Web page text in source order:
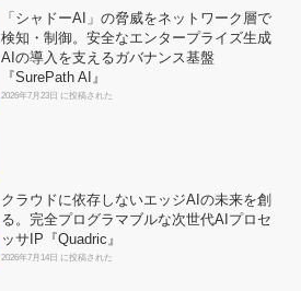
「シャドーAI」の脅威をネットワーク層で
検知・制御。安全なエンタープライズ生成
AIの導入を支えるガバナンス基盤
『SurePath AI』
2026年7月23日 に投稿された
クラウドに依存しないエッジAIの未来を創
る。完全プログラマブルな次世代AIプロセ
ッサIP『Quadric』
2026年7月14日 に投稿された